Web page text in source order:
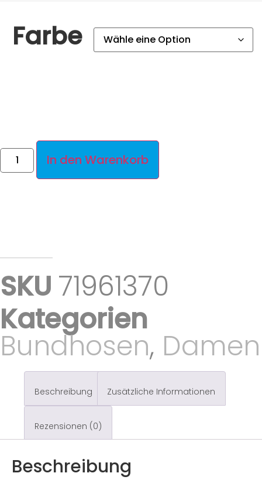
Farbe
In den Warenkorb
SKU 71961370
Kategorien
Bundhosen, Damen
Beschreibung Zusätzliche Informationen
Rezensionen (0)
Beschreibung